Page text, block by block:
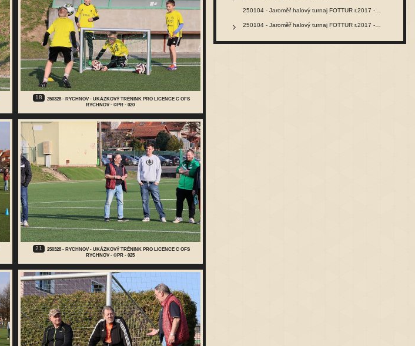
18
250328 - RYCHNOV - UKÁZKOVÝ TRÉNINK PRO LICENCE C OFS
RYCHNOV - ©PR - 020
21
250328 - RYCHNOV - UKÁZKOVÝ TRÉNINK PRO LICENCE C OFS
RYCHNOV - ©PR - 025
250104 - Jaroměř halový turnaj FOTTUR r.2017 -…
250104 - Jaroměř halový turnaj FOTTUR r.2017 -…